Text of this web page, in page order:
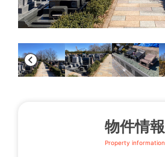
物件情報
Property information